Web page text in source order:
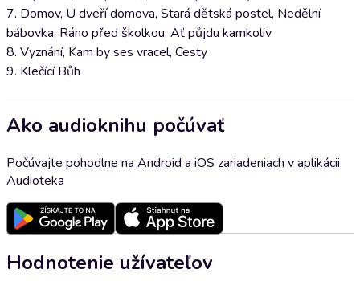
7. Domov, U dveří domova, Stará dětská postel, Nedělní
bábovka, Ráno před školkou, Ať půjdu kamkoliv
8. Vyznání, Kam by ses vracel, Cesty
9. Klečící Bůh
Ako audioknihu počúvať
Počúvajte pohodlne na Android a iOS zariadeniach v aplikácii
Audioteka
Hodnotenie užívateľov